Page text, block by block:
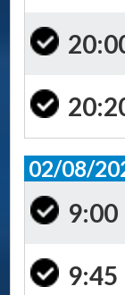
02/08/
9:00
9:45